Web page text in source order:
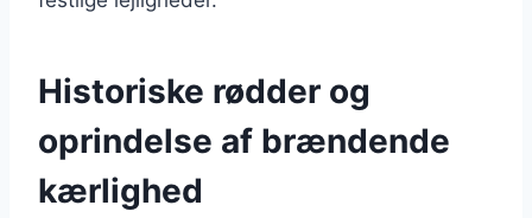
Historiske rødder og
oprindelse af brændende
kærlighed